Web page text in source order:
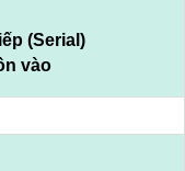
(Serial)
vào